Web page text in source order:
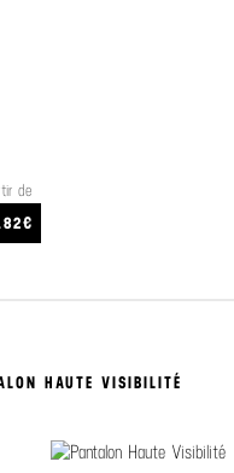
de
HAUTE VISIBILITÉ